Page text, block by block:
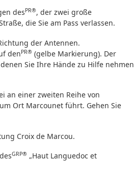
desPR®, der zwei große
die Sie am Pass verlassen.
der Antennen.
denPR®(gelbe Markierung). Der
Sie Ihre Hände zu Hilfe nehmen
an einer zweiten Reihe von
Ort Marcounet führt. Gehen Sie
Croix de Marcou.
GRP®„Haut Languedoc et